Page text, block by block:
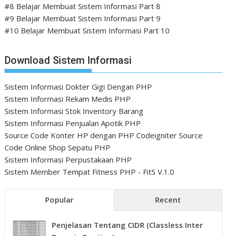
#8 Belajar Membuat Sistem Informasi Part 8
#9 Belajar Membuat Sistem Informasi Part 9
#10 Belajar Membuat Sistem Informasi Part 10
Download Sistem Informasi
Sistem Informasi Dokter Gigi Dengan PHP
Sistem Informasi Rekam Medis PHP
Sistem Informasi Stok Inventory Barang
Sistem Informasi Penjualan Apotik PHP
Source Code Konter HP dengan PHP Codeigniter Source
Code Online Shop Sepatu PHP
Sistem Informasi Perpustakaan PHP
Sistem Member Tempat Fitness PHP - FitS V.1.0
Popular Recent
Penjelasan Tentang CIDR (Classless Inter